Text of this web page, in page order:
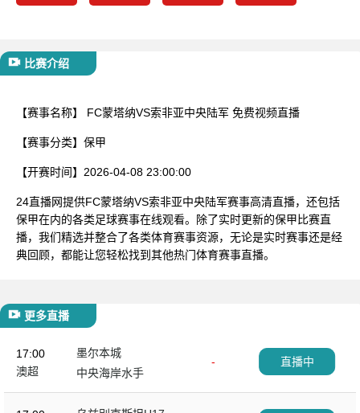
比赛介绍
【赛事名称】 FC蒙塔纳VS索非亚中央陆军 免费视频直播
【赛事分类】 保甲
【开赛时间】 2026-04-08 23:00:00
24直播网提供FC蒙塔纳VS索非亚中央陆军赛事高清直播，还包括
保甲在内的各类足球赛事在线观看。除了实时更新的保甲比赛直
播，我们精选并整合了各类体育赛事资源，无论是实时赛事还是经
典回顾，都能让您轻松找到其他热门体育赛事直播。
更多直播
17:00
澳超
墨尔本城
-
中央海岸水手
直播中